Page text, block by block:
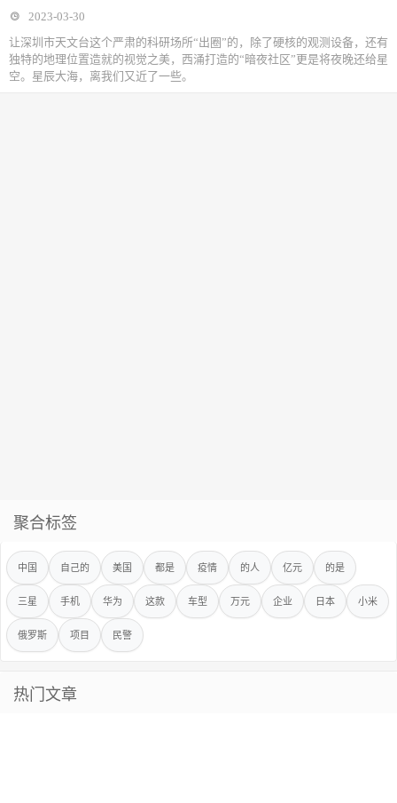
2023-03-30
让深圳市天文台这个严肃的科研场所“出圈”的，除了硬核的观测设备，还有
独特的地理位置造就的视觉之美，西涌打造的“暗夜社区”更是将夜晚还给星
空。星辰大海，离我们又近了一些。
聚合标签
中国 自己的 美国 都是 疫情 的人 亿元 的是
三星 手机 华为 这款 车型 万元 企业 日本 小米
俄罗斯 项目 民警
热门文章